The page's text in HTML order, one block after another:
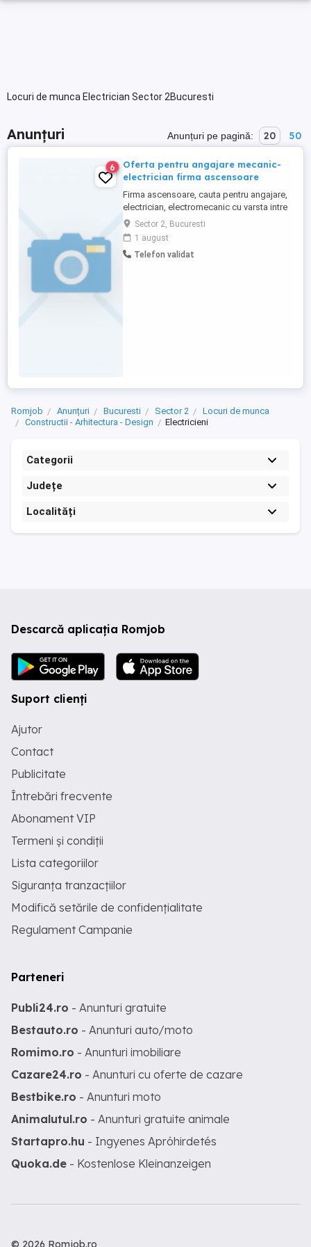
Locuri de munca Electrician Sector 2Bucuresti
Anunțuri Anunțuri pe pagină: 20 50
6
Oferta pentru angajare mecanic-
electrician firma ascensoare
Firma ascensoare, cauta pentru angajare,
electrician, electromecanic cu varsta intre
22-50 ani, serioasa, motivata, cu dorinta
de implicare in ceea ce face, dornica de
un loc de munca stabil si de lunga durata
pentru activitate de prestari servicii,
Sector 2, Bucuresti
1 august
Telefon validat
Romjob Anunțuri Bucuresti Sector 2
Locuri de munca
Constructii - Arhitectura - Design
Electricieni
Categorii
Județe
Localități
Descarcă aplicația Romjob
Suport clienți
Ajutor
Contact
Publicitate
Întrebări frecvente
Abonament VIP
Termeni și condiții
Lista categoriilor
Siguranța tranzacțiilor
Modifică setările de confidențialitate
Regulament Campanie
Parteneri
Publi24.ro - Anunturi gratuite
Bestauto.ro - Anunturi auto/moto
Romimo.ro - Anunturi imobiliare
Cazare24.ro - Anunturi cu oferte de cazare
Bestbike.ro - Anunturi moto
Animalutul.ro - Anunturi gratuite animale
Startapro.hu - Ingyenes Apróhirdetés
Quoka.de - Kostenlose Kleinanzeigen
© 2026 Romjob.ro